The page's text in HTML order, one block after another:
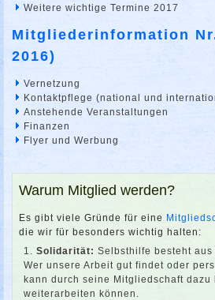
Weitere wichtige Termine 2017
Mitgliederinformation
2016)
Vernetzung
Kontaktpflege (national und
Anstehende Veranstaltungen
Finanzen
Flyer und Werbung
Warum Mitglied werden?
Es gibt viele Gründe für eine
die wir für besonders wichtig halten:
Solidarität:Selbsthilfe besteht
Wer unsere Arbeit gut findet oder
kann durch seine Mitgliedschaft
weiterarbeiten können.